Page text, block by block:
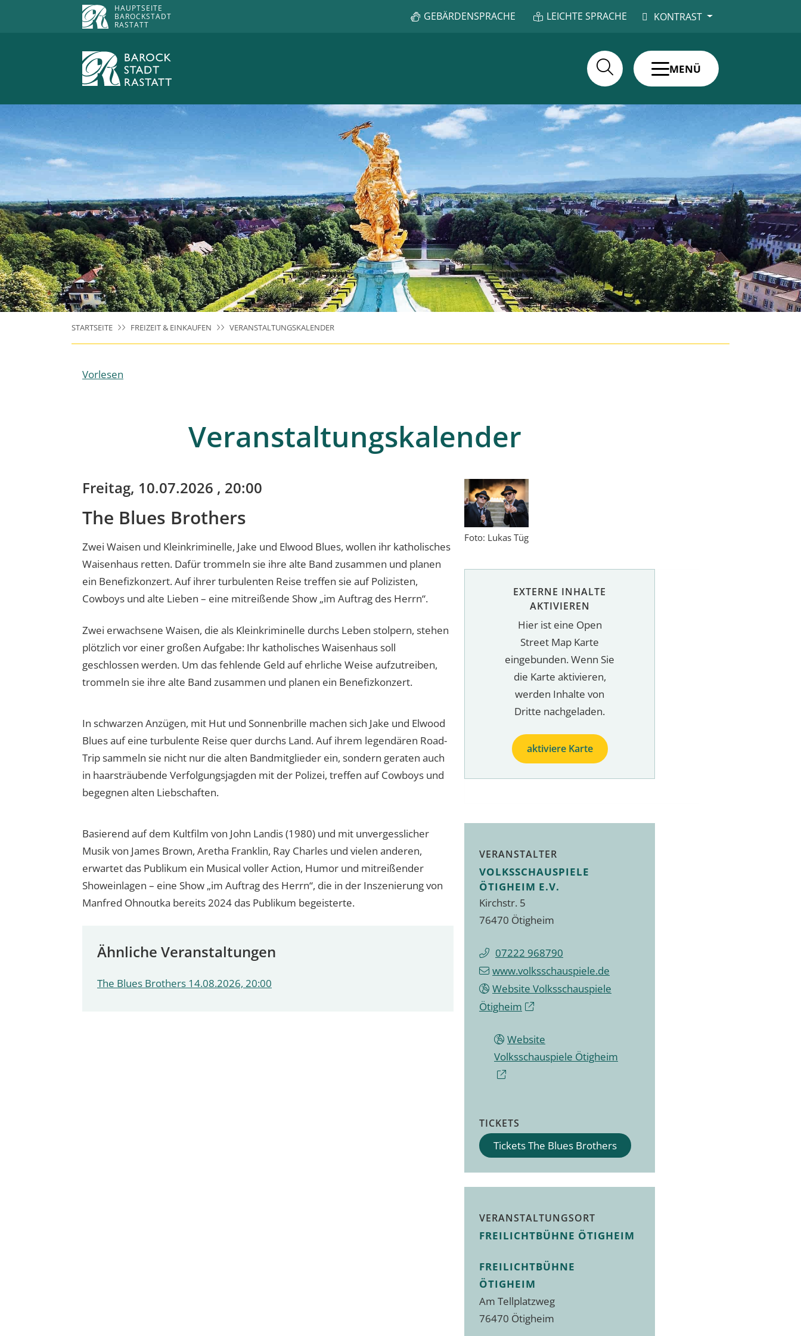
HAUPTSEITE
BAROCKSTADT
RASTATT
GEBÄRDENSPRACHE LEICHTE SPRACHE KONTRAST
MENÜ
STARTSEITE FREIZEIT & EINKAUFEN VERANSTALTUNGSKALENDER
Vorlesen
Veranstaltungskalender
Freitag, 10.07.2026 , 20:00
The Blues Brothers
Zwei Waisen und Kleinkriminelle, Jake und Elwood Blues, wollen ihr katholisches
Waisenhaus retten. Dafür trommeln sie ihre alte Band zusammen und planen
ein Benefizkonzert. Auf ihrer turbulenten Reise treffen sie auf Polizisten,
Cowboys und alte Lieben – eine mitreißende Show „im Auftrag des Herrn“.
Zwei erwachsene Waisen, die als Kleinkriminelle durchs Leben stolpern, stehen
plötzlich vor einer großen Aufgabe: Ihr katholisches Waisenhaus soll
geschlossen werden. Um das fehlende Geld auf ehrliche Weise aufzutreiben,
trommeln sie ihre alte Band zusammen und planen ein Benefizkonzert.
In schwarzen Anzügen, mit Hut und Sonnenbrille machen sich Jake und Elwood
Blues auf eine turbulente Reise quer durchs Land. Auf ihrem legendären Road-
Trip sammeln sie nicht nur die alten Bandmitglieder ein, sondern geraten auch
in haarsträubende Verfolgungsjagden mit der Polizei, treffen auf Cowboys und
begegnen alten Liebschaften.
Basierend auf dem Kultfilm von John Landis (1980) und mit unvergesslicher
Musik von James Brown, Aretha Franklin, Ray Charles und vielen anderen,
erwartet das Publikum ein Musical voller Action, Humor und mitreißender
Showeinlagen – eine Show „im Auftrag des Herrn“, die in der Inszenierung von
Manfred Ohnoutka bereits 2024 das Publikum begeisterte.
Ähnliche Veranstaltungen
The Blues Brothers 14.08.2026, 20:00
Foto: Lukas Tüg
EXTERNE INHALTE
AKTIVIEREN
Hier ist eine Open
Street Map Karte
eingebunden. Wenn Sie
die Karte aktivieren,
werden Inhalte von
Dritte nachgeladen.
aktiviere Karte
VERANSTALTER
VOLKSSCHAUSPIELE
ÖTIGHEIM E.V.
Kirchstr. 5
76470 Ötigheim
07222 968790
www.volksschauspiele.de
Website Volksschauspiele
Ötigheim
Website
Volksschauspiele Ötigheim
TICKETS
Tickets The Blues Brothers
VERANSTALTUNGSORT
FREILICHTBÜHNE ÖTIGHEIM
FREILICHTBÜHNE
ÖTIGHEIM
Am Tellplatzweg
76470 Ötigheim